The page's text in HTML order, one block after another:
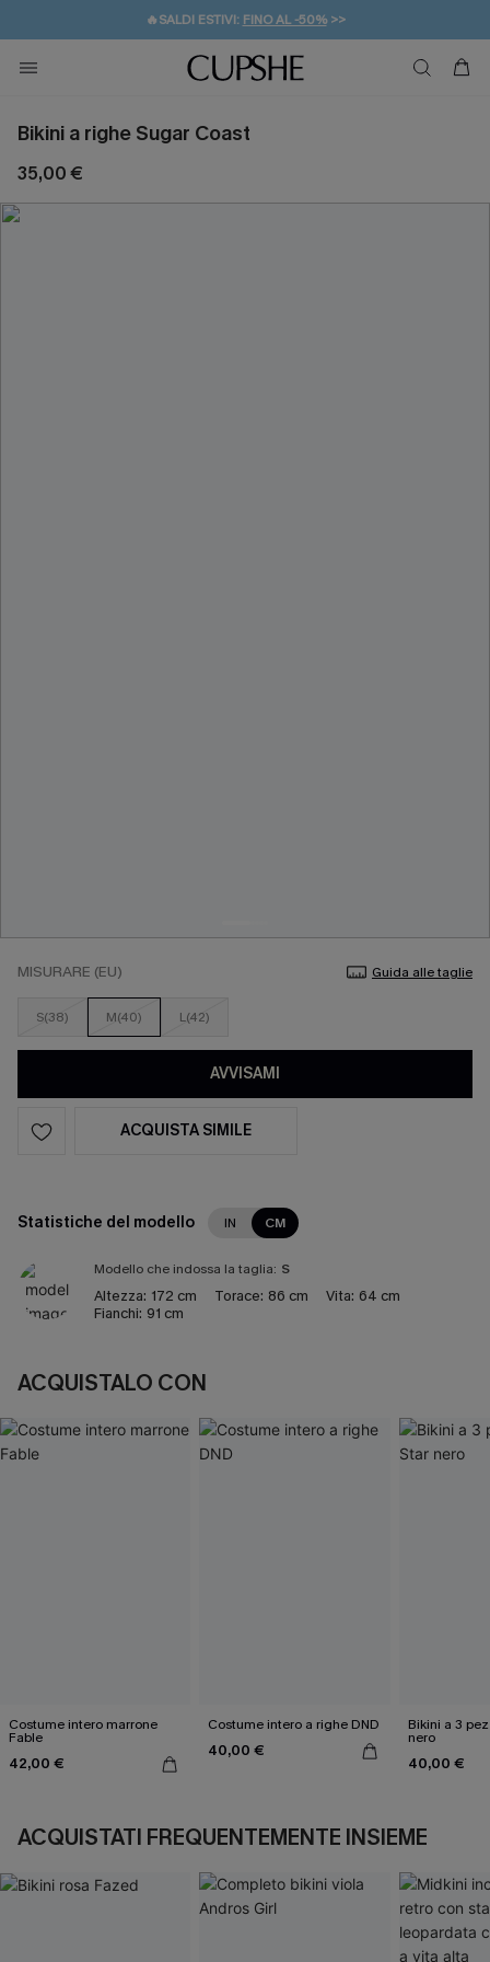
🔥SALDI ESTIVI: FINO AL -50%>>
🚚SPEDIZIONE GRATUITA DA 49€
💌REGALO PER I NUOVI: 20% DI SCONTO*
Bikini a righe Sugar Coast
35,00 €
MISURARE (EU) Guida alle taglie
S(38) M(40) L(42)
AVVISAMI
ACQUISTA SIMILE
Statistiche del modello IN CM
Modello che indossa la taglia: S
Altezza: 172 cm Torace: 86 cm Vita: 64 cm
Fianchi: 91 cm
ACQUISTALO CON
Costume intero marrone
Fable
42,00 €
Costume intero a righe DND
40,00 €
Bikini a 3
nero
40,00 €
ACQUISTATI FREQUENTEMENTE INSIEME